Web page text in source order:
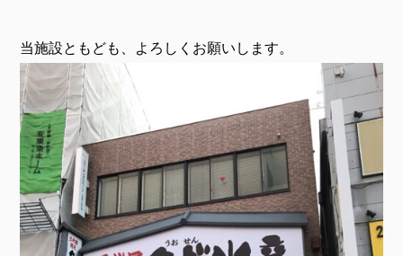
当施設ともども、よろしくお願いします。